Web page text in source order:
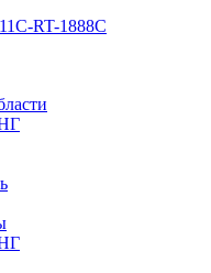
RT-1888C